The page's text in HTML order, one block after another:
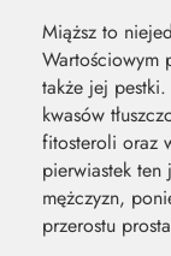
Miąższ to
Wartościowym
także jej
kwasów
fitosteroli oraz
pierwiastek
mężczyzn,
przerostu